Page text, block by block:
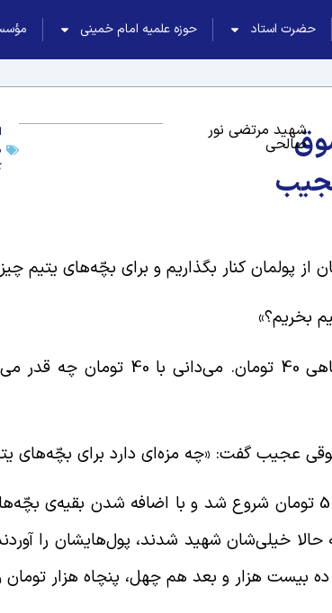
حضرت استاد حوزه علمیه امام خمینی
شهید مرتضی نور
صالحی
گفت: «هفته‌ای 5 تومان می‌شود ماهی 40
عجیب گفت: «چه مزه‌ای دارد برای بچّه‌های
خیلی‌شان شهید شدند، پول‌هایشان را
بیست هزار و بعد هم چهل، پنچاه هزار